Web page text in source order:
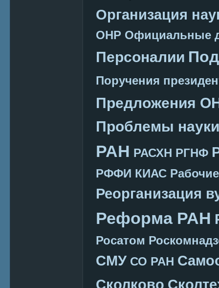
Организация
ОНР Официальные
Персоналии
Поручения
Предложения
Проблемы науки
РАН РАСХН РГНФ
РФФИ КИАС
Реорганизация
Реформа РАН
Росатом
СМУ СО РАН
Сколково